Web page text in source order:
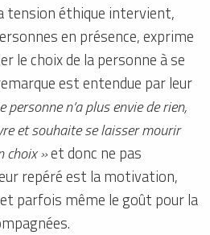
tension éthique intervient,
en présence, exprime
le choix de la personne à se
est entendue par leur
personne n’a plus envie de rien,
et souhaite se laisser mourir
choix »et donc ne pas
repéré est la motivation,
parfois même le goût pour la